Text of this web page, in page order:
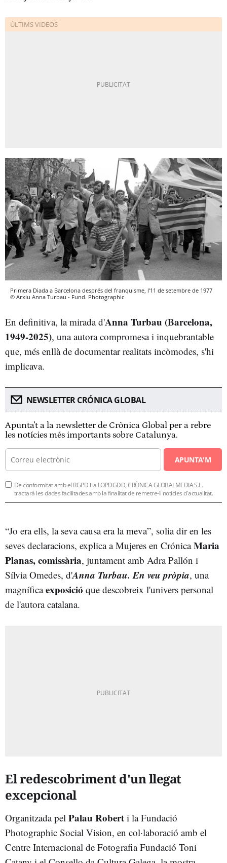
Primera Diada a Barcelona després del franquisme, l'11 de setembre de 1977
© Arxiu Anna Turbau - Fund. Photographic
En definitiva, la mirada d'Anna Turbau (Barcelona,
1949-2025), una autora compromesa i inquebrantable
que, més enllà de documentar realitats incòmodes, s'hi
implicava.
NEWSLETTER CRÓNICA GLOBAL
Apunta't a la newsletter de Crònica Global per a rebre
les notícies més importants sobre Catalunya.
APUNTA'M
De conformitat amb el RGPD i la LOPDGDD, CRÒNICA GLOBALMEDIA S.L.
tractarà les dades facilitades amb la finalitat de remetre-li notícies d'actualitat.
“Jo era ells, la seva causa era la meva”, solia dir en les
seves declaracions, explica a Mujeres en CrónicaMaria
Planas, comissària, juntament amb Adra Pallón i
Sílvia Omedes, d'Anna Turbau. En veu pròpia, una
magníficaexposició que descobreix l'univers personal
de l'autora catalana.
El redescobriment d'un llegat
excepcional
Organitzada pel Palau Robert i la Fundació
Photographic Social Vision, en col·laboració amb el
Centre Internacional de Fotografia Fundació Toni